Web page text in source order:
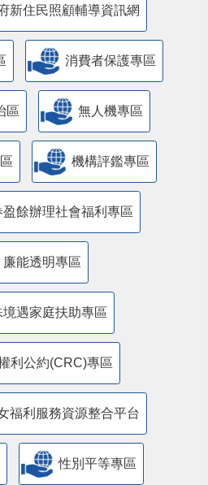
新住民照顧輔導資訊網
消費者保護專區
區 無人機專區
機構評鑑專區
餘辦理社會福利專區
廉能透明專區
境遇家庭扶助專區
利公約(CRC)專區
福利服務資源整合平台
性別平等專區